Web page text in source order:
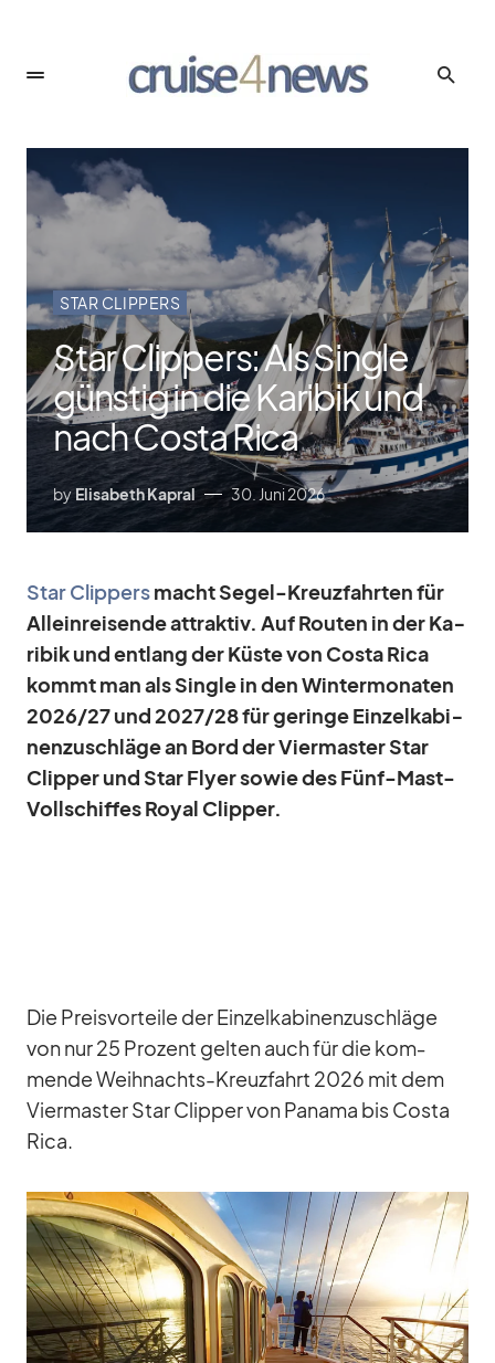
STAR CLIPPERS
Star Clippers: Als Single
günstig in die Karibik und
nach Costa Rica
byElisabeth Kapral 30. Juni 2026
Star Clip­persmacht Se­gel-Kreuz­fahr­ten für
Al­lein­rei­sende at­trak­tiv. Auf Rou­ten in der Ka­
ri­bik und ent­lang der Küste von Costa Rica
kommt man als Sin­gle in den Win­ter­mo­na­ten
2026/​27 und 2027/​28 für ge­ringe Ein­zel­ka­bi­
nen­zu­schläge an Bord der Vier­mas­ter Star
Clip­per und Star Flyer so­wie des Fünf-Mast-
Voll­schif­fes Royal Clip­per.
Die Preis­vor­teile der Ein­zel­ka­bi­nen­zu­schläge
von nur 25 Pro­zent gel­ten auch für die kom­
mende Weih­nachts-Kreuz­fahrt 2026 mit dem
Vier­mas­ter Star Clip­per von Pa­nama bis Costa
Rica.